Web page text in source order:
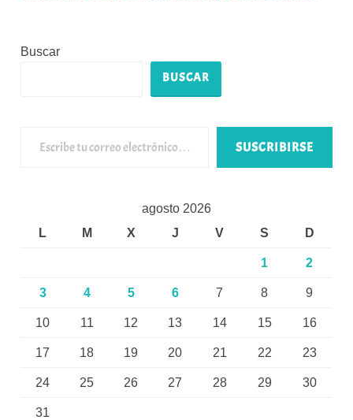
Buscar
BUSCAR
SUSCRIBIRSE
agosto 2026
L
M X J V S D
1 2
3 4 5 6 7 8 9
10 11 12 13 14 15 16
17 18 19 20 21 22 23
24 25 26 27 28 29 30
31